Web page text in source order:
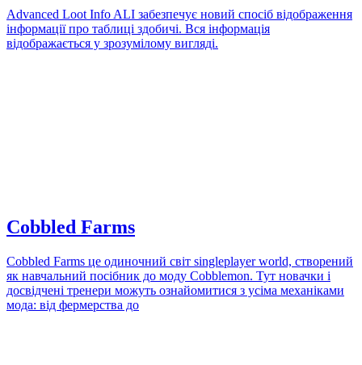
Advanced Loot Info ALI забезпечує новий спосіб відображення
інформації про таблиці здобичі. Вся інформація
відображається у зрозумілому вигляді.
Cobbled Farms
Cobbled Farms це одиночний світ singleplayer world, створений
як навчальний посібник до моду Cobblemon. Тут новачки і
досвідчені тренери можуть ознайомитися з усіма механіками
мода: від фермерства до